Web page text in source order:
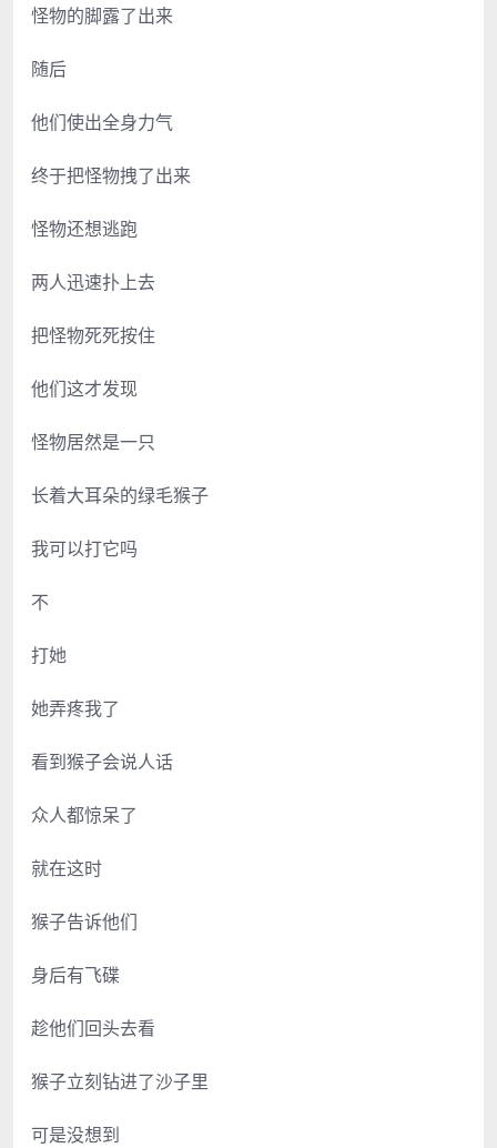
怪物的脚露了出来
随后
他们使出全身力气
终于把怪物拽了出来
怪物还想逃跑
两人迅速扑上去
把怪物死死按住
他们这才发现
怪物居然是一只
长着大耳朵的绿毛猴子
我可以打它吗
不
打她
她弄疼我了
看到猴子会说人话
众人都惊呆了
就在这时
猴子告诉他们
身后有飞碟
趁他们回头去看
猴子立刻钻进了沙子里
可是没想到